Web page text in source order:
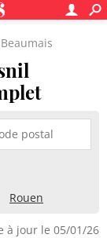
Rouen
à jour le 05/01/26